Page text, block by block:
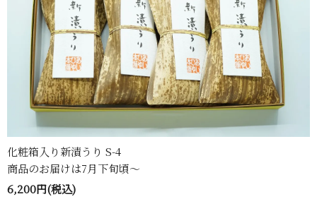
化粧箱入り新漬うり S-4
商品のお届けは7月下旬頃〜
6,200円(税込)